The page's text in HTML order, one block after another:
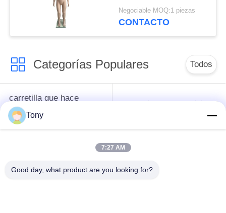
Negociable MOQ:1 piezas
CONTACTO
Categorías Populares Todos
carretilla que hace
compras del
supermercado
cesta de compras del
Jaulas de
malla de alambre
Tony
7:27 AM
Good day, what product are you looking for?